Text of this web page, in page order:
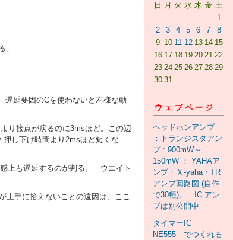
。
遅延要因のCを使わないと左様な動
り接点が戻るのに3msほど。この辺
し下げ時間より2msほど短くな
上も遅延するのが判る。 ウエイト
上手に拾えないことの遠因は、ここ
日 月 火 水 木 金 土
1
2
3 4 5 6 7
8
9 10 11 12 13 14 15
16 17 18 19 20 21 22
23 24 25 26 27 28 29
30 31
ウェブページ
ヘッドホンアンプ
：トランジスタアン
プ : 900mW～
150mW ： YAHAア
ンプ・Ｘ-yaha・TR
アンプ回路図 (自作
で30種)。 IC アン
プは別公開中
タイマーIC
NE555 でつくれる